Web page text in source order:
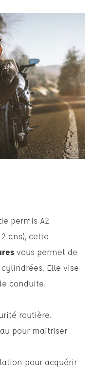
permis A2
ans), cette
vous permet de
Elle vise
conduite.
routière.
pour maîtriser
pour acquérir